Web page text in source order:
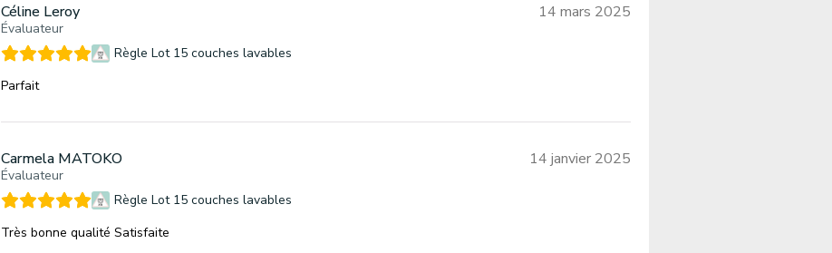
Céline Leroy
Évaluateur
14 mars 2025
Règle Lot 15 couches lavables
Parfait
Carmela MATOKO
Évaluateur
14 janvier 2025
Règle Lot 15 couches lavables
Très bonne qualité Satisfaite